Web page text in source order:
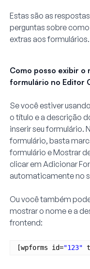
Estas são as
perguntas sobre
extras aos formulários.
Como posso exibir o
formulário no Editor
Se você estiver
o título e a descrição
inserir seu formulário.
formulário, basta
formulário eMostrar
clicar em Adicionar
automaticamente no
Ou você também
mostrar o nome e a
frontend:
[wpforms id="123"